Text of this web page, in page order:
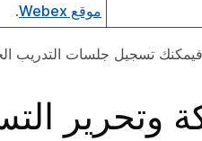
موقع Webex
.
وتحرير